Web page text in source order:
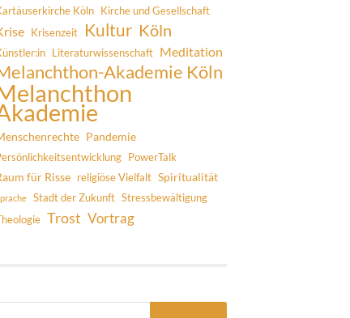
Köln Kirche und Gesellschaft
Krisenzeit Kultur Köln
Literaturwissenschaft Meditation
Akademie Köln
Pandemie
PowerTalk
für Risse religiöse Vielfalt Spiritualität
Stadt der Zukunft Stressbewältigung
Trost Vortrag